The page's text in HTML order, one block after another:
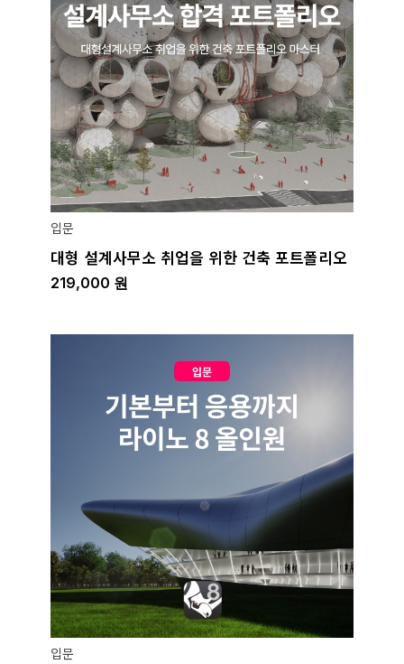
입문
대형 설계사무소 취업을 위한 건축 포트폴리오
219,000 원
입문